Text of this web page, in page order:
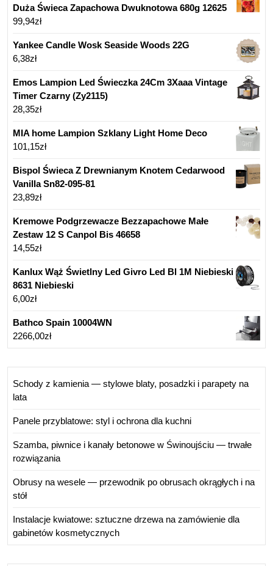
Duża Świeca Zapachowa Dwuknotowa 680g 12625
99,94zł
Yankee Candle Wosk Seaside Woods 22G
6,38zł
Emos Lampion Led Świeczka 24Cm 3Xaaa Vintage
Timer Czarny (Zy2115)
28,35zł
MIA home Lampion Szklany Light Home Deco
101,15zł
Bispol Świeca Z Drewnianym Knotem Cedarwood
Vanilla Sn82-095-81
23,89zł
Kremowe Podgrzewacze Bezzapachowe Małe
Zestaw 12 S Canpol Bis 46658
14,55zł
Kanlux Wąż Świetlny Led Givro Led Bl 1M Niebieski
8631 Niebieski
6,00zł
Bathco Spain 10004WN
2266,00zł
Schody z kamienia — stylowe blaty, posadzki i parapety na
lata
Panele przyblatowe: styl i ochrona dla kuchni
Szamba, piwnice i kanały betonowe w Świnoujściu — trwałe
rozwiązania
Obrusy na wesele — przewodnik po obrusach okrągłych i na
stół
Instalacje kwiatowe: sztuczne drzewa na zamówienie dla
gabinetów kosmetycznych